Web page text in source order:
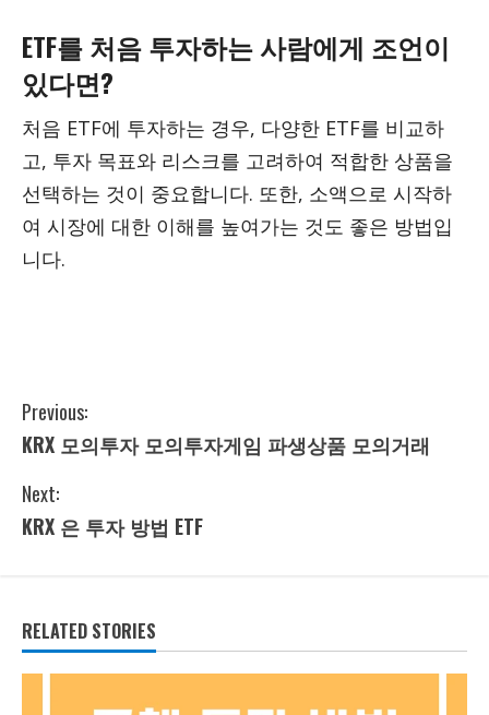
ETF를 처음 투자하는 사람에게 조언이
있다면?
처음 ETF에 투자하는 경우, 다양한 ETF를 비교하
고, 투자 목표와 리스크를 고려하여 적합한 상품을
선택하는 것이 중요합니다. 또한, 소액으로 시작하
여 시장에 대한 이해를 높여가는 것도 좋은 방법입
니다.
C
o
t
i
Previous:
KRX 모의투자 모의투자게임 파생상품 모의거래
Next:
KRX 은 투자 방법 ETF
RELATED STORIES